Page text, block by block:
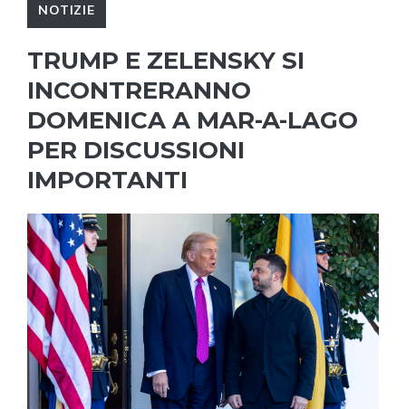
NOTIZIE
TRUMP E ZELENSKY SI
INCONTRERANNO
DOMENICA A MAR-A-LAGO
PER DISCUSSIONI
IMPORTANTI